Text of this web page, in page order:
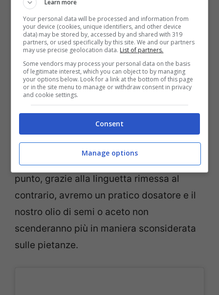
Il suouso è infatti quello di regolare
meglio la fuoriuscita del liquido dalla
bottiglia,in pratica, quindi la linguetta una
volta staccata andrà riposizionata sempre
nello stesso punto ma al contrario.
Ora non si dovrà far altro che esercitare
una leggera pressione con il dito fino a
sentire un “click”. Ed ecco che a questo
punto, grazie alla linguetta rimessa al
contrario, avremo un pratico dosatore e il
nostro olio di semi o aceto non
scenderanno più in maniera sconsiderata
sulle pietanze.
Learn more
Your personal data will be processed and information from
your device (cookies, unique identifiers, and other device
data) may be stored by, accessed by and shared with 319
partners, or used specifically by this site. We and our partners
may use precise geolocation data. List of partners.
Some vendors may process your personal data on the basis
of legitimate interest, which you can object to by managing
your options below. Look for a link at the bottom of this page
or in the site menu to manage or withdraw consent in privacy
and cookie settings.
Consent
Manage options